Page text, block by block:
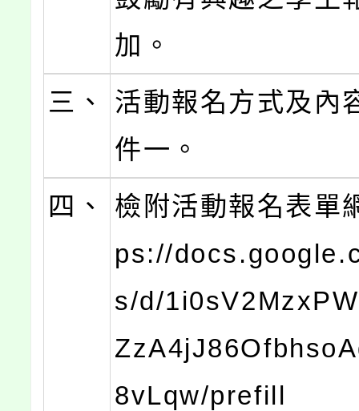
加。
三、
活動報名方式及內
件一。
四、
檢附活動報名表單
ps://
s/d/
8vLqw/prefill